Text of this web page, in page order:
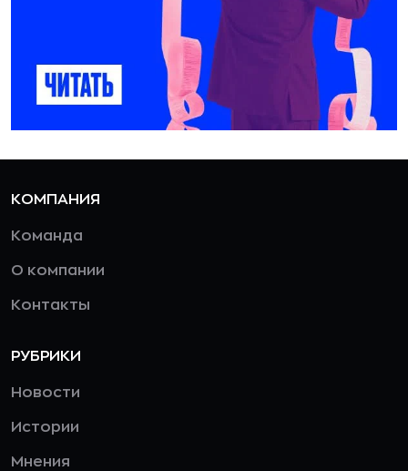
КОМПАНИЯ
Команда
О компании
Контакты
РУБРИКИ
Новости
Истории
Мнения